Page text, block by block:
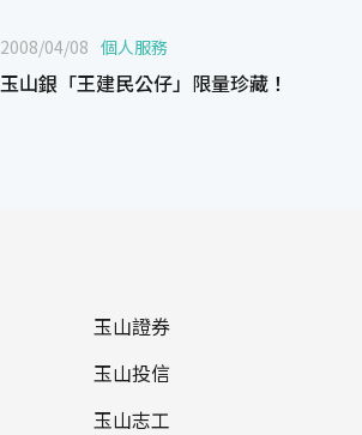
2008/04/08 個人服務
玉山銀「王建民公仔」限量珍藏！
玉山證券
玉山投信
玉山志工